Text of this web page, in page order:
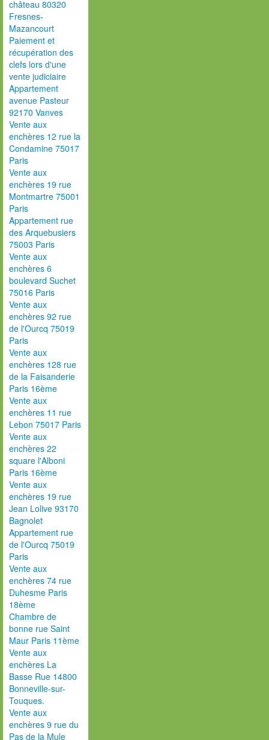
château 80320
Fresnes-
Mazancourt
Paiement et
récupération des
clefs lors d'une
vente judiciaire
Appartement
avenue Pasteur
92170 Vanves
Vente aux
enchères 12 rue la
Condamine 75017
Paris
Vente aux
enchères 19 rue
Montmartre 75001
Paris
Appartement rue
des Arquebusiers
75003 Paris
Vente aux
enchères 6
boulevard Suchet
75016 Paris
Vente aux
enchères 92 rue
de l'Ourcq 75019
Paris
Vente aux
enchères 128 rue
de la Faisanderie
Paris 16ème
Vente aux
enchères 11 rue
Lebon 75017 Paris
Vente aux
enchères 22
square l'Alboni
Paris 16ème
Vente aux
enchères 19 rue
Jean Lolive 93170
Bagnolet
Appartement rue
de l'Ourcq 75019
Paris
Vente aux
enchères 74 rue
Duhesme Paris
18ème
Chambre de
bonne rue Saint
Maur Paris 11ème
Vente aux
enchères La
Basse Rue 14800
Bonneville-sur-
Touques.
Vente aux
enchères 9 rue du
Pas de la Mule